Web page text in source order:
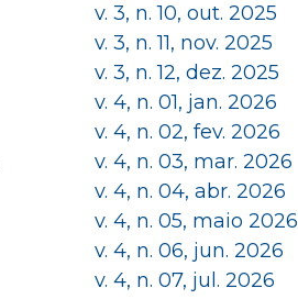
v. 3, n. 10, out. 2025
v. 3, n. 11, nov. 2025
v. 3, n. 12, dez. 2025
v. 4, n. 01, jan. 2026
v. 4, n. 02, fev. 2026
v. 4, n. 03, mar. 2026
v. 4, n. 04, abr. 2026
v. 4, n. 05, maio 2026
v. 4, n. 06, jun. 2026
v. 4, n. 07, jul. 2026